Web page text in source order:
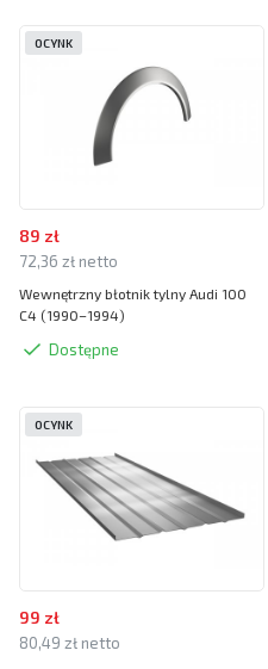
89 zł
72,36 zł netto
Wewnętrzny błotnik tylny Audi 100
C4 (1990–1994)
Dostępne
OCYNK
99 zł
80,49 zł netto
OCYNK